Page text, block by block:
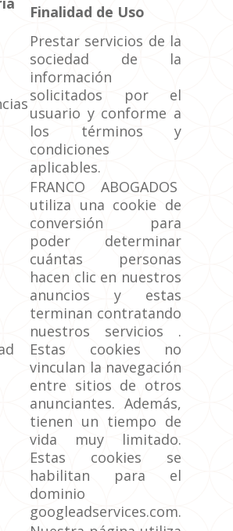
Finalidad de Uso
Prestar servicios de la
sociedad de la
información
solicitados por el
usuario y conforme a
los términos y
condiciones
aplicables.
FRANCO ABOGADOS
utiliza una cookie de
conversión para
poder determinar
cuántas personas
hacen clic en nuestros
anuncios y estas
terminan contratando
nuestros servicios .
Estas cookies no
vinculan la navegación
entre sitios de otros
anunciantes. Además,
tienen un tiempo de
vida muy limitado.
Estas cookies se
habilitan para el
dominio
googleadservices.com.